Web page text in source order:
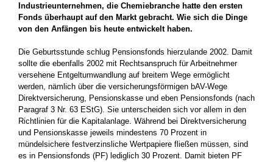
Industrieunternehmen, die Chemie­branche hatte den ersten
Fonds überhaupt auf den Markt gebracht. Wie sich die Dinge
von den Anfängen bis heute entwickelt haben.
Die Geburtsstunde schlug Pensionsfonds hierzulande 2002. Damit
sollte die ebenfalls 2002 mit Rechtsanspruch für Arbeitnehmer
versehene Entgeltumwandlung auf breitem Wege ermöglicht
werden, nämlich über die versicherungsförmigen bAV-Wege
Direktver­sicherung, Pensionskasse und eben Pensionsfonds (nach
Paragraf 3 Nr. 63 EStG). Sie unterscheiden sich vor allem in den
Richtlinien für die Kapitalanlage. Während bei Direktversicherung
und Pen­sionskasse jeweils mindestens 70 Prozent in
mündelsichere festverzinsliche Wertpapiere fließen müssen, sind
es in Pensionsfonds (PF) lediglich 30 Prozent. Damit bieten PF